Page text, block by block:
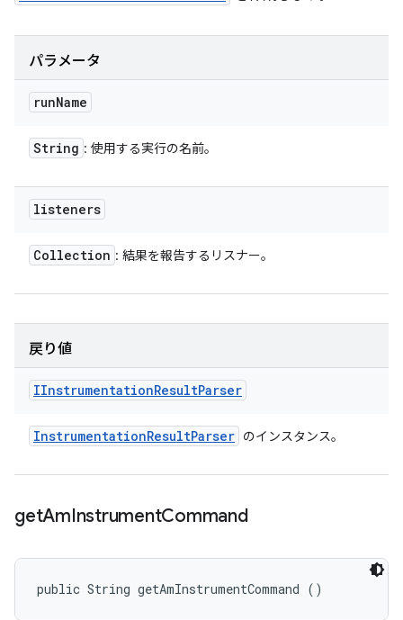
パラメータ
runName
String : 使用する実行の名前。
listeners
Collection : 結果を報告するリスナー。
戻り値
IInstrumentationResultParser
InstrumentationResultParser のインスタンス。
getAmInstrumentCommand
public String getAmInstrumentCommand ()